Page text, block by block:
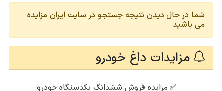
شما در حال دیدن نتیجه جستجو در سایت ایران مزایده
می باشید
مزایدات داغ خودرو
✅ مزایده فروش ششدانگ یکدستگاه خودرو